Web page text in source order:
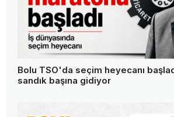
Bolu TSO'da seçim heyecanı
sandık başına gidiyor